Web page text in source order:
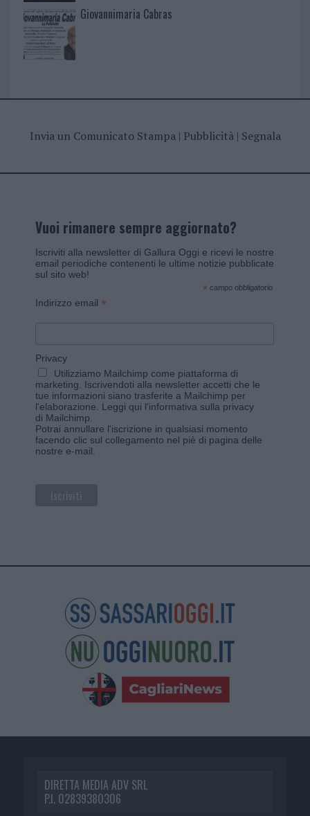
Giovannimaria Cabras
Invia un Comunicato Stampa| Pubblicità| Segnala
Vuoi rimanere sempre aggiornato?
Iscriviti alla newsletter di Gallura Oggi e ricevi le nostre
email periodiche contenenti le ultime notizie pubblicate
sul sito web!
* campo obbligatorio
Indirizzo email *
Privacy
Utilizziamo Mailchimp come piattaforma di
marketing. Iscrivendoti alla newsletter accetti che le
tue informazioni siano trasferite a Mailchimp per
l'elaborazione. Leggi qui l'informativa sulla privacy
di Mailchimp
Potrai annullare l'iscrizione in qualsiasi momento
facendo clic sul collegamento nel piè di pagina delle
nostre e-mail.
DIRETTA MEDIA ADV SRL
P.I. 02839380306